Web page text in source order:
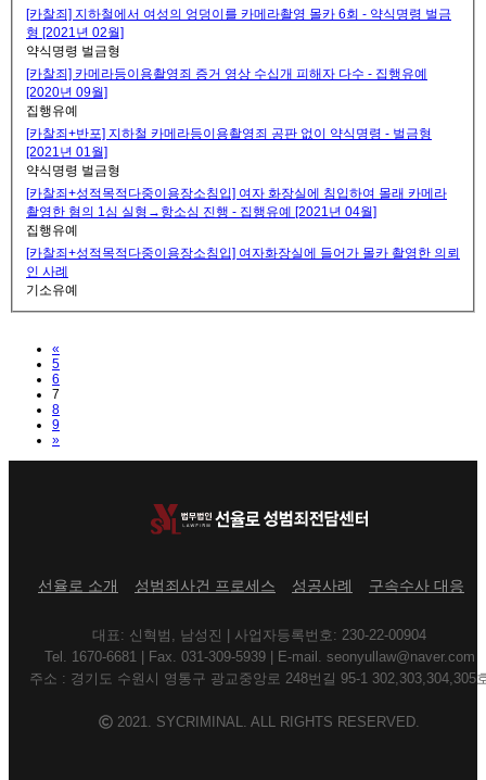
[카찰죄] 지하철에서 여성의 엉덩이를 카메라촬영 몰카 6회 - 약식명령 벌금
형 [2021년 02월]
약식명령 벌금형
[카찰죄] 카메라등이용촬영죄 증거 영상 수십개 피해자 다수 - 집행유예
[2020년 09월]
집행유예
[카찰죄+반포] 지하철 카메라등이용촬영죄 공판 없이 약식명령 - 벌금형
[2021년 01월]
약식명령 벌금형
[카찰죄+성적목적다중이용장소침입] 여자 화장실에 침입하여 몰래 카메라
촬영한 혐의 1심 실형→항소심 진행 - 집행유예 [2021년 04월]
집행유예
[카찰죄+성적목적다중이용장소침입] 여자화장실에 들어가 몰카 촬영한 의뢰
인 사례
기소유예
«
5
6
7
8
9
»Next
선율로 소개 성범죄사건 프로세스 성공사례 구속수사 대응
대표: 신혁범, 남성진 | 사업자등록번호: 230-22-00904
Tel. 1670-6681 | Fax. 031-309-5939 | E-mail. seonyullaw@naver.com
주소 : 경기도 수원시 영통구 광교중앙로 248번길 95-1 302,303,304,305
2021. SYCRIMINAL. ALL RIGHTS RESERVED.